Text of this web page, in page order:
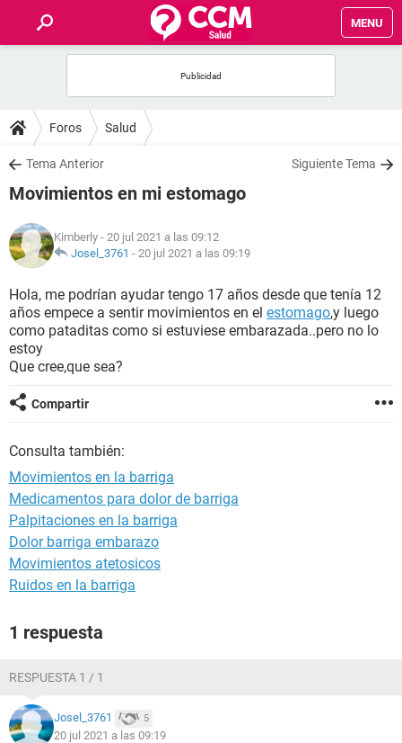
MENU
FOROS
SALUD
NUTRICIÓN
BIENESTAR
SEXUALIDAD
GLOSARIO
Foros Salud
Tema Anterior Siguiente Tema
Movimientos en mi estomago
Kimberly - 20 jul 2021 a las 09:12
Josel_3761 - 20 jul 2021 a las 09:19
Hola, me podrían ayudar tengo 17 años desde que tenía 12
años empece a sentir movimientos en el estomago,y luego
como pataditas como si estuviese embarazada..pero no lo
estoy
Que cree,que sea?
Compartir
Consulta también:
Movimientos en la barriga
Medicamentos para dolor de barriga
Palpitaciones en la barriga
Dolor barriga embarazo
Movimientos atetosicos
Ruidos en la barriga
1 respuesta
RESPUESTA 1 / 1
Josel_3761 5
20 jul 2021 a las 09:19